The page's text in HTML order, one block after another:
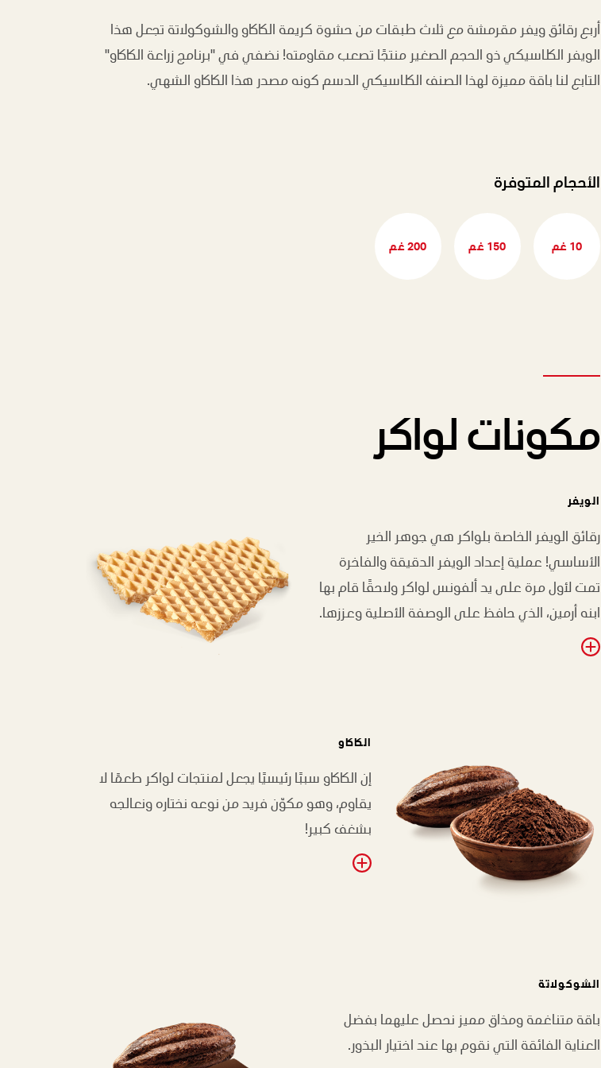
أربع رقائق ويفر مقرمشة مع ثلاث طبقات من حشوة كريمة الكاكاو والشوكولاتة تجعل هذا
الويفر الكلاسيكي ذو الحجم الصغير منتجًا تصعب مقاومته! نضفي في "برنامج زراعة الكاكاو"
التابع لنا باقة مميزة لهذا الصنف الكلاسيكي الدسم كونه مصدر هذا الكاكاو الشهي.
الأحجام المتوفرة
10 غم 150 غم 200 غم
مكونات لواكر
الويفر
رقائق الويفر الخاصة بلواكر هي جوهر الخير
الأساسي! عملية إعداد الويفر الدقيقة والفاخرة
تمت لأول مرة على يد ألفونس لواكر ولاحقًا قام بها
ابنه أرمين، الذي حافظ على الوصفة الأصلية وعززها.
الكاكاو
إن الكاكاو سببًا رئيسيًا يجعل لمنتجات لواكر طعمًا لا
يقاوم، وهو مكوّن فريد من نوعه نختاره ونعالجه
بشغف كبير!
الشوكولاتة
باقة متناغمة ومذاق مميز نحصل عليهما بفضل
العناية الفائقة التي نقوم بها عند اختيار البذور.